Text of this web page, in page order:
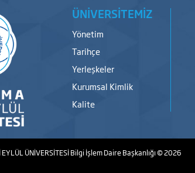
ÜNİVERSİTEMİZ
Yönetim
Tarihçe
Yerleşkeler
Kurumsal Kimlik
Kalite
ÜNİVERSİTESİBilgi İşlem Daire Başkanlığı© 2026